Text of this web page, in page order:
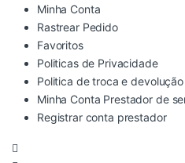
Minha Conta
Rastrear Pedido
Favoritos
Politicas de Privacidade
Politica de troca e devolução
Minha Conta Prestador de
Registrar conta prestador